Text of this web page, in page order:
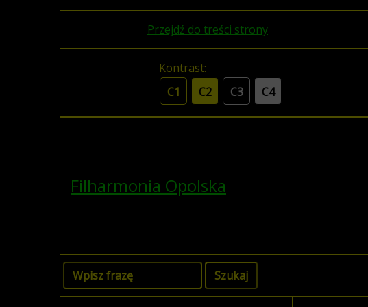
Przejdź do treści strony
Kontrast:
C1
C2 C3 C4
Filharmonia Opolska